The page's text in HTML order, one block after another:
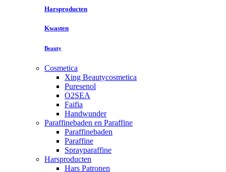
Harsproducten
Kwasten
Beauty
Cosmetica
Xing Beautycosmetica
Puresenol
O2SEA
Faifia
Handwunder
Paraffinebaden en Paraffine
Paraffinebaden
Paraffine
Sprayparaffine
Harsproducten
Hars Patronen